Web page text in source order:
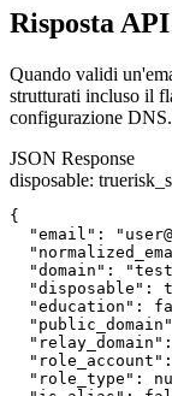
Risposta
Quando validi
strutturati incluso il
configurazione DNS.
JSON Response
disposable: true
{
"email":
"domain":
"disposable":
"education":
"role_type":